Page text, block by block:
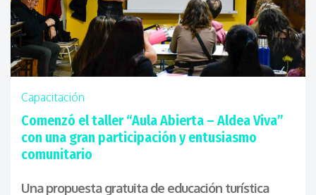
Capacitación
Comenzó el taller “Aula Abierta – Aldea Viva”
con una gran participación y entusiasmo
comunitario
Una propuesta gratuita de educación turística